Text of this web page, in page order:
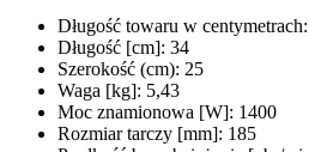
Długość towaru w
Długość [cm]: 34
Szerokość (cm): 25
Waga [kg]: 5,43
Moc znamionowa [W]: 1400
Rozmiar tarczy [mm]: 185